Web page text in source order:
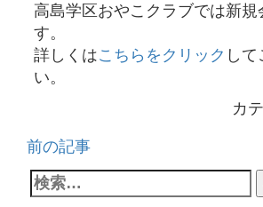
高島学区おやこクラブでは新規
す。
詳しくはこちらをクリック して
い。
カ
前の記事